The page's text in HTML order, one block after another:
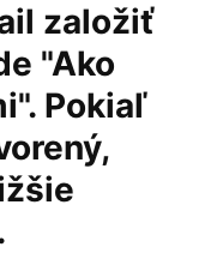
založiť
"Ako
Pokiaľ